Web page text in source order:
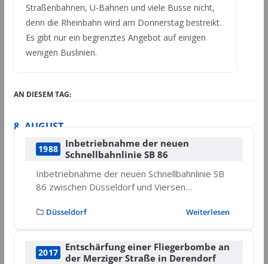
Straßenbahnen, U-Bahnen und viele Busse nicht,
denn die Rheinbahn wird am Donnerstag bestreikt.
Es gibt nur ein begrenztes Angebot auf einigen
wenigen Buslinien.
AN DIESEM TAG:
8. AUGUST
1988
Inbetriebnahme der neuen
Schnellbahnlinie SB 86
Inbetriebnahme der neuen Schnellbahnlinie SB
86 zwischen Düsseldorf und Viersen…
Düsseldorf Weiterlesen
2017
Entschärfung einer Fliegerbombe an
der Merziger Straße in Derendorf